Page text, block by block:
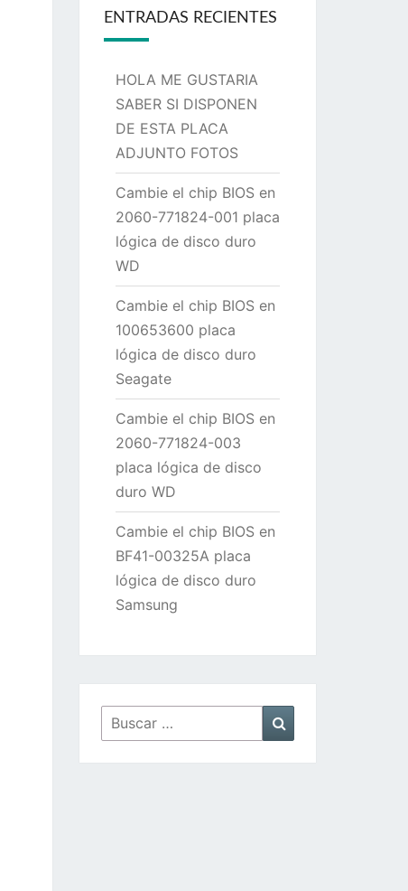
ENTRADAS RECIENTES
HOLA ME GUSTARIA
SABER SI DISPONEN
DE ESTA PLACA
ADJUNTO FOTOS
Cambie el chip BIOS en
2060-771824-001 placa
lógica de disco duro
WD
Cambie el chip BIOS en
100653600 placa
lógica de disco duro
Seagate
Cambie el chip BIOS en
2060-771824-003
placa lógica de disco
duro WD
Cambie el chip BIOS en
BF41-00325A placa
lógica de disco duro
Samsung
Buscar
por: